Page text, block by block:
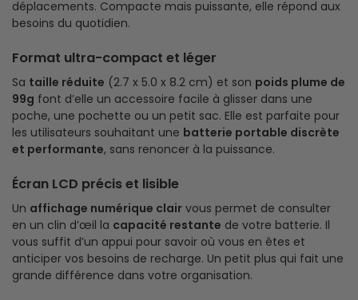
déplacements. Compacte mais puissante, elle répond aux
besoins du quotidien.
Format ultra-compact et léger
Sa taille réduite (2.7 x 5.0 x 8.2 cm) et son poids plume de
99g font d’elle un accessoire facile à glisser dans une
poche, une pochette ou un petit sac. Elle est parfaite pour
les utilisateurs souhaitant une batterie portable discrète
et performante, sans renoncer à la puissance.
Écran LCD précis et lisible
Un affichage numérique clair vous permet de consulter
en un clin d’œil la capacité restante de votre batterie. Il
vous suffit d’un appui pour savoir où vous en êtes et
anticiper vos besoins de recharge. Un petit plus qui fait une
grande différence dans votre organisation.